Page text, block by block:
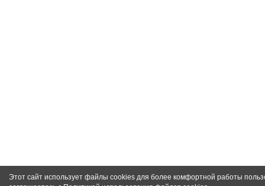
Этот сайт использует файлы cookies для более комфортной работы